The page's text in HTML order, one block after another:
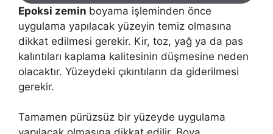
Epoksi zemin boyama işleminden önce
uygulama yapılacak yüzeyin temiz olmasına
dikkat edilmesi gerekir. Kir, toz, yağ ya da pas
kalıntıları kaplama kalitesinin düşmesine neden
olacaktır. Yüzeydeki çıkıntıların da giderilmesi
gerekir.
Tamamen pürüzsüz bir yüzeyde uygulama